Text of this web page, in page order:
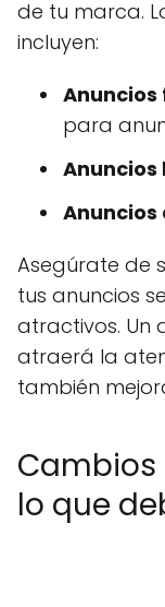
de tu marca.
incluyen:
para
Anuncios
Anuncios
Asegúrate de
tus anuncios
atractivos. Un
atraerá la
también
Cambios
lo que